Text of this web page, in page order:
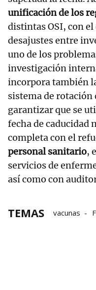
unificación de los
distintas OSI, con
desajustes entre
uno de los
investigación
incorpora también
sistema de rotación
garantizar que se
fecha de caducidad
completa con el
personal sanitario,
servicios de
así como con
TEMAS vacunas